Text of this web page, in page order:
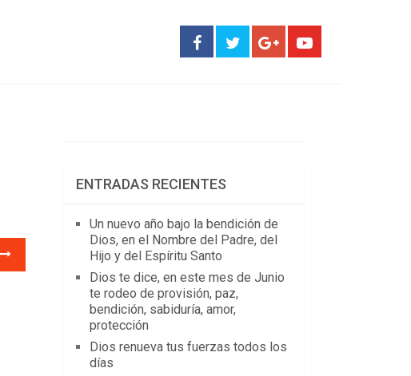
ENTRADAS RECIENTES
Un nuevo año bajo la bendición de
Dios, en el Nombre del Padre, del
Hijo y del Espíritu Santo
Dios te dice, en este mes de Junio
te rodeo de provisión, paz,
bendición, sabiduría, amor,
protección
Dios renueva tus fuerzas todos los
días